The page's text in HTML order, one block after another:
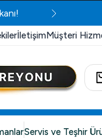
İletişimMüşteri
Servis ve Teşhir